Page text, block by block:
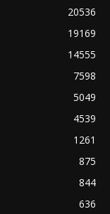
20536
19169
14555
7598
5049
4539
1261
875
844
636